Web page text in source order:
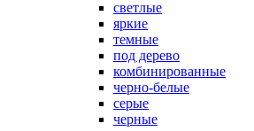
светлые
яркие
темные
под дерево
комбинированные
черно-белые
серые
черные